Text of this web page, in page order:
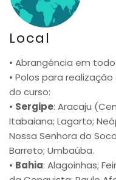
Local
• Abrangência em
• Polos para
do curso:
• Sergipe: Aracaju
Itabaiana; Lagarto;
Nossa Senhora do
Barreto; Umbaúba.
• Bahia: Alagoinhas;